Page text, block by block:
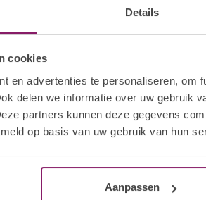
Details
cookies
en advertenties te personaliseren, om
delen we informatie over uw gebruik
partners kunnen deze gegevens
op basis van uw gebruik van hun
Aanpassen